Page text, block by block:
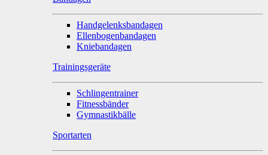
Handgelenksbandagen
Ellenbogenbandagen
Kniebandagen
Trainingsgeräte
Schlingentrainer
Fitnessbänder
Gymnastikbälle
Sportarten